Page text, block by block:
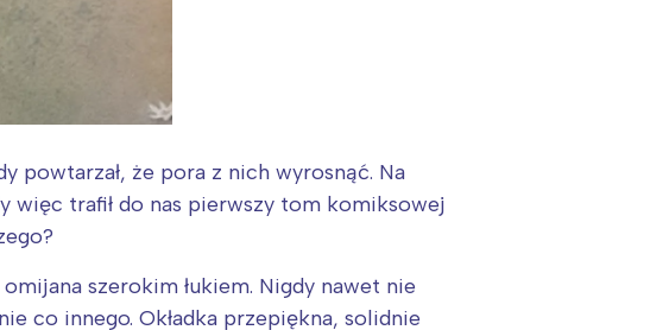
powtarzał, że pora z nich wyrosnąć. Na
więc trafił do nas pierwszy tom komiksowej
szerokim łukiem. Nigdy nawet nie
co innego. Okładka przepiękna, solidnie